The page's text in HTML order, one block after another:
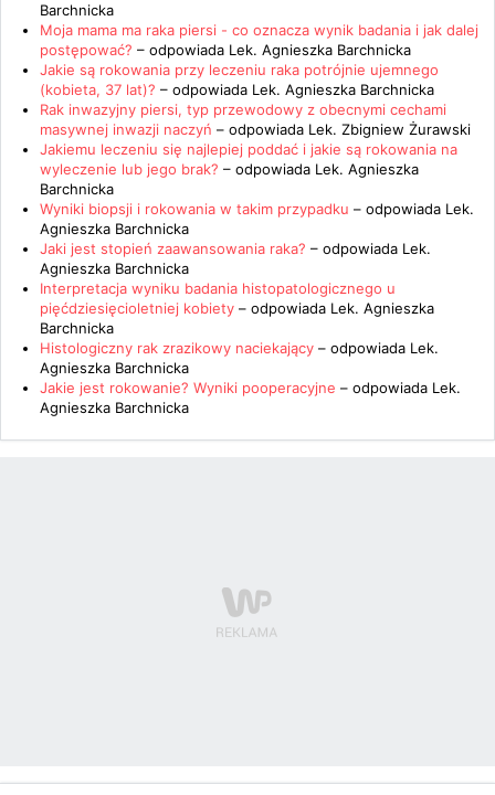
Barchnicka
Moja mama ma raka piersi - co oznacza wynik badania i jak dalej
postępować? – odpowiada Lek. Agnieszka Barchnicka
Jakie są rokowania przy leczeniu raka potrójnie ujemnego
(kobieta, 37 lat)? – odpowiada Lek. Agnieszka Barchnicka
Rak inwazyjny piersi, typ przewodowy z obecnymi cechami
masywnej inwazji naczyń – odpowiada Lek. Zbigniew Żurawski
Jakiemu leczeniu się najlepiej poddać i jakie są rokowania na
wyleczenie lub jego brak? – odpowiada Lek. Agnieszka
Barchnicka
Wyniki biopsji i rokowania w takim przypadku – odpowiada Lek.
Agnieszka Barchnicka
Jaki jest stopień zaawansowania raka? – odpowiada Lek.
Agnieszka Barchnicka
Interpretacja wyniku badania histopatologicznego u
pięćdziesięcioletniej kobiety – odpowiada Lek. Agnieszka
Barchnicka
Histologiczny rak zrazikowy naciekający – odpowiada Lek.
Agnieszka Barchnicka
Jakie jest rokowanie? Wyniki pooperacyjne – odpowiada Lek.
Agnieszka Barchnicka